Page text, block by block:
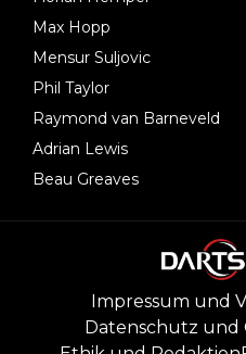
Max Hopp
Mensur Suljovic
Phil Taylor
Raymond van Barneveld
Adrian Lewis
Beau Greaves
Impressum und
Datenschutz und